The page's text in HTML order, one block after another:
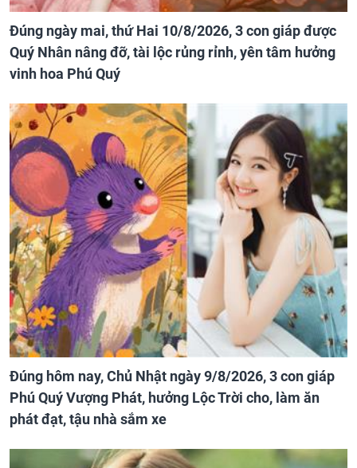
Đúng ngày mai, thứ Hai 10/8/2026, 3 con giáp được
Quý Nhân nâng đỡ, tài lộc rủng rỉnh, yên tâm hưởng
vinh hoa Phú Quý
Đúng hôm nay, Chủ Nhật ngày 9/8/2026, 3 con giáp
Phú Quý Vượng Phát, hưởng Lộc Trời cho, làm ăn
phát đạt, tậu nhà sắm xe